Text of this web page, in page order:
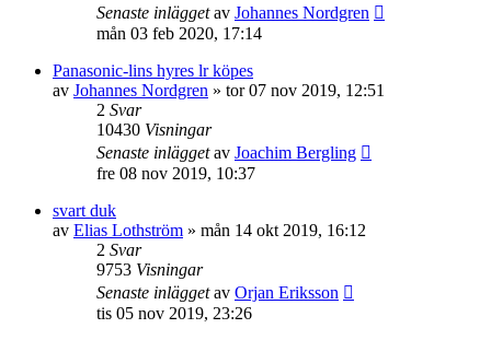
Senaste inläggetav Johannes Nordgren
mån 03 feb 2020, 17:14
Panasonic-lins hyres lr köpes
av Johannes Nordgren » tor 07 nov 2019, 12:51
2 Svar
10430 Visningar
Senaste inläggetav Joachim Bergling
fre 08 nov 2019, 10:37
svart duk
av Elias Lothström » mån 14 okt 2019, 16:12
2 Svar
9753 Visningar
Senaste inläggetav Orjan Eriksson
tis 05 nov 2019, 23:26